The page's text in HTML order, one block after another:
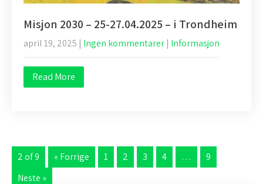
Misjon 2030 – 25-27.04.2025 – i Trondheim
april 19, 2025 | Ingen kommentarer | Informasjon
Read More
2 of 9 « Forrige 1 2 3 4 …
9
Neste »